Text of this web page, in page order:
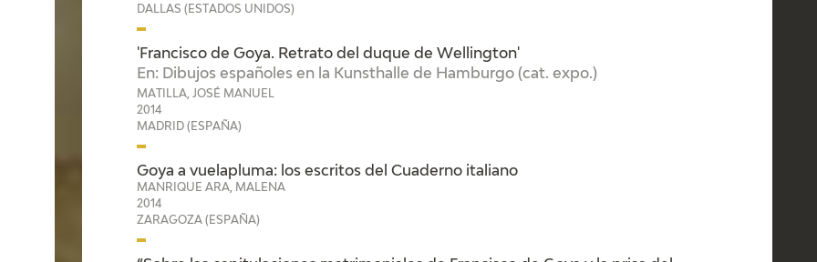
DALLAS (ESTADOS UNIDOS)
'Francisco de Goya. Retrato del duque de Wellington'
En: Dibujos españoles en la Kunsthalle de Hamburgo (cat. expo.)
MATILLA, JOSÉ MANUEL
2014
MADRID (ESPAÑA)
Goya a vuelapluma: los escritos del Cuaderno italiano
MANRIQUE ARA, MALENA
2014
ZARAGOZA (ESPAÑA)